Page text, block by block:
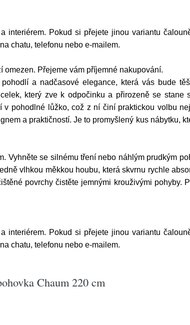
interiérem. Pokud si přejete jinou variantu
chatu, telefonu nebo e-mailem.
omezen. Přejeme vám příjemné nakupování.
a nadčasové elegance, která vás bude
který zve k odpočinku a přirozeně se stane
v pohodlné lůžko, což z ní činí praktickou volbu
a praktičností. Je to promyšlený kus nábytku,
Vyhněte se silnému tření nebo náhlým prudkým
vlhkou měkkou houbu, která skvrnu rychle
povrchy čistěte jemnými krouživými pohyby.
interiérem. Pokud si přejete jinou variantu
chatu, telefonu nebo e-mailem.
Chaum 220 cm